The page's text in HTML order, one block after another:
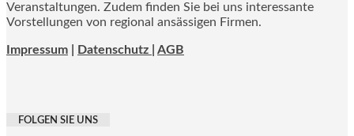
Veranstaltungen. Zudem finden Sie bei uns interessante
Vorstellungen von regional ansässigen Firmen.
Impressum Datenschutz | AGB
FOLGEN SIE UNS